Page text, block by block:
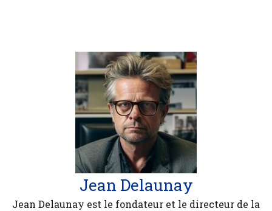
Jean Delaunay
Jean Delaunay est le fondateur et le directeur de la